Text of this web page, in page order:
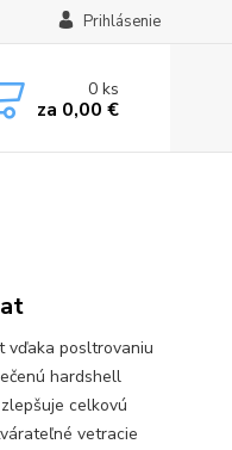
Prihlásenie
0ks
za 0,00 €
vďaka posltrovaniu
hardshell
celkovú
vetracie